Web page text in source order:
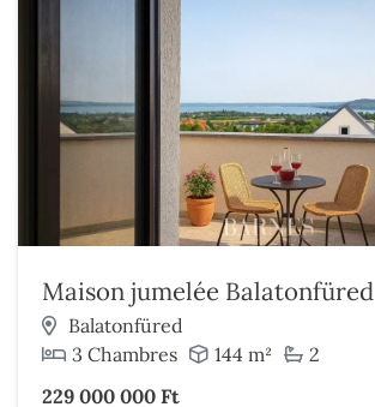
Maison jumelée Balatonfüred
Balatonfüred
3 Chambres
144 m²
2
229 000 000 Ft